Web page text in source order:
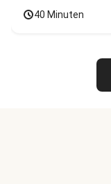
40 Minuten